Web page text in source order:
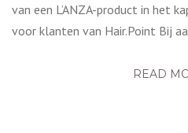
van een L’ANZA-product in het
voor klanten van Hair.Point Bij
READ